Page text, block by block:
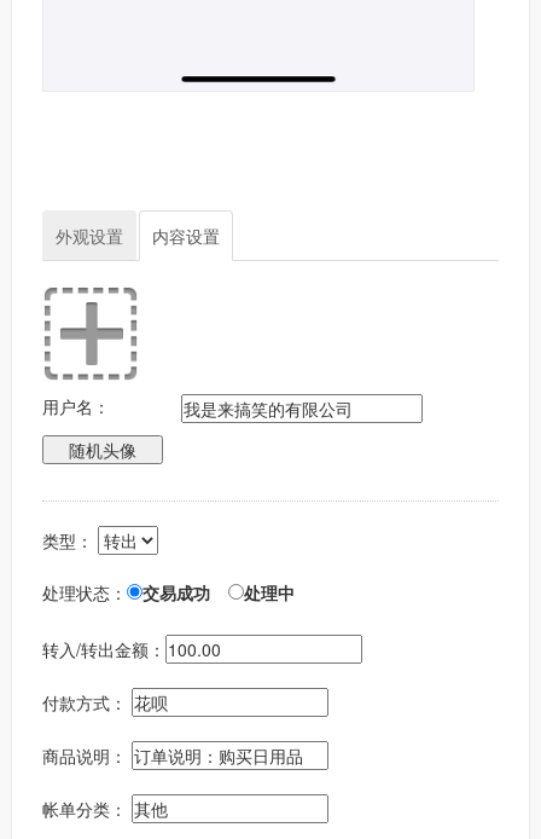
外观设置 内容设置
用户名：
类型：
处理状态： 交易成功 处理中
转入/转出金额：
付款方式：
商品说明：
帐单分类：